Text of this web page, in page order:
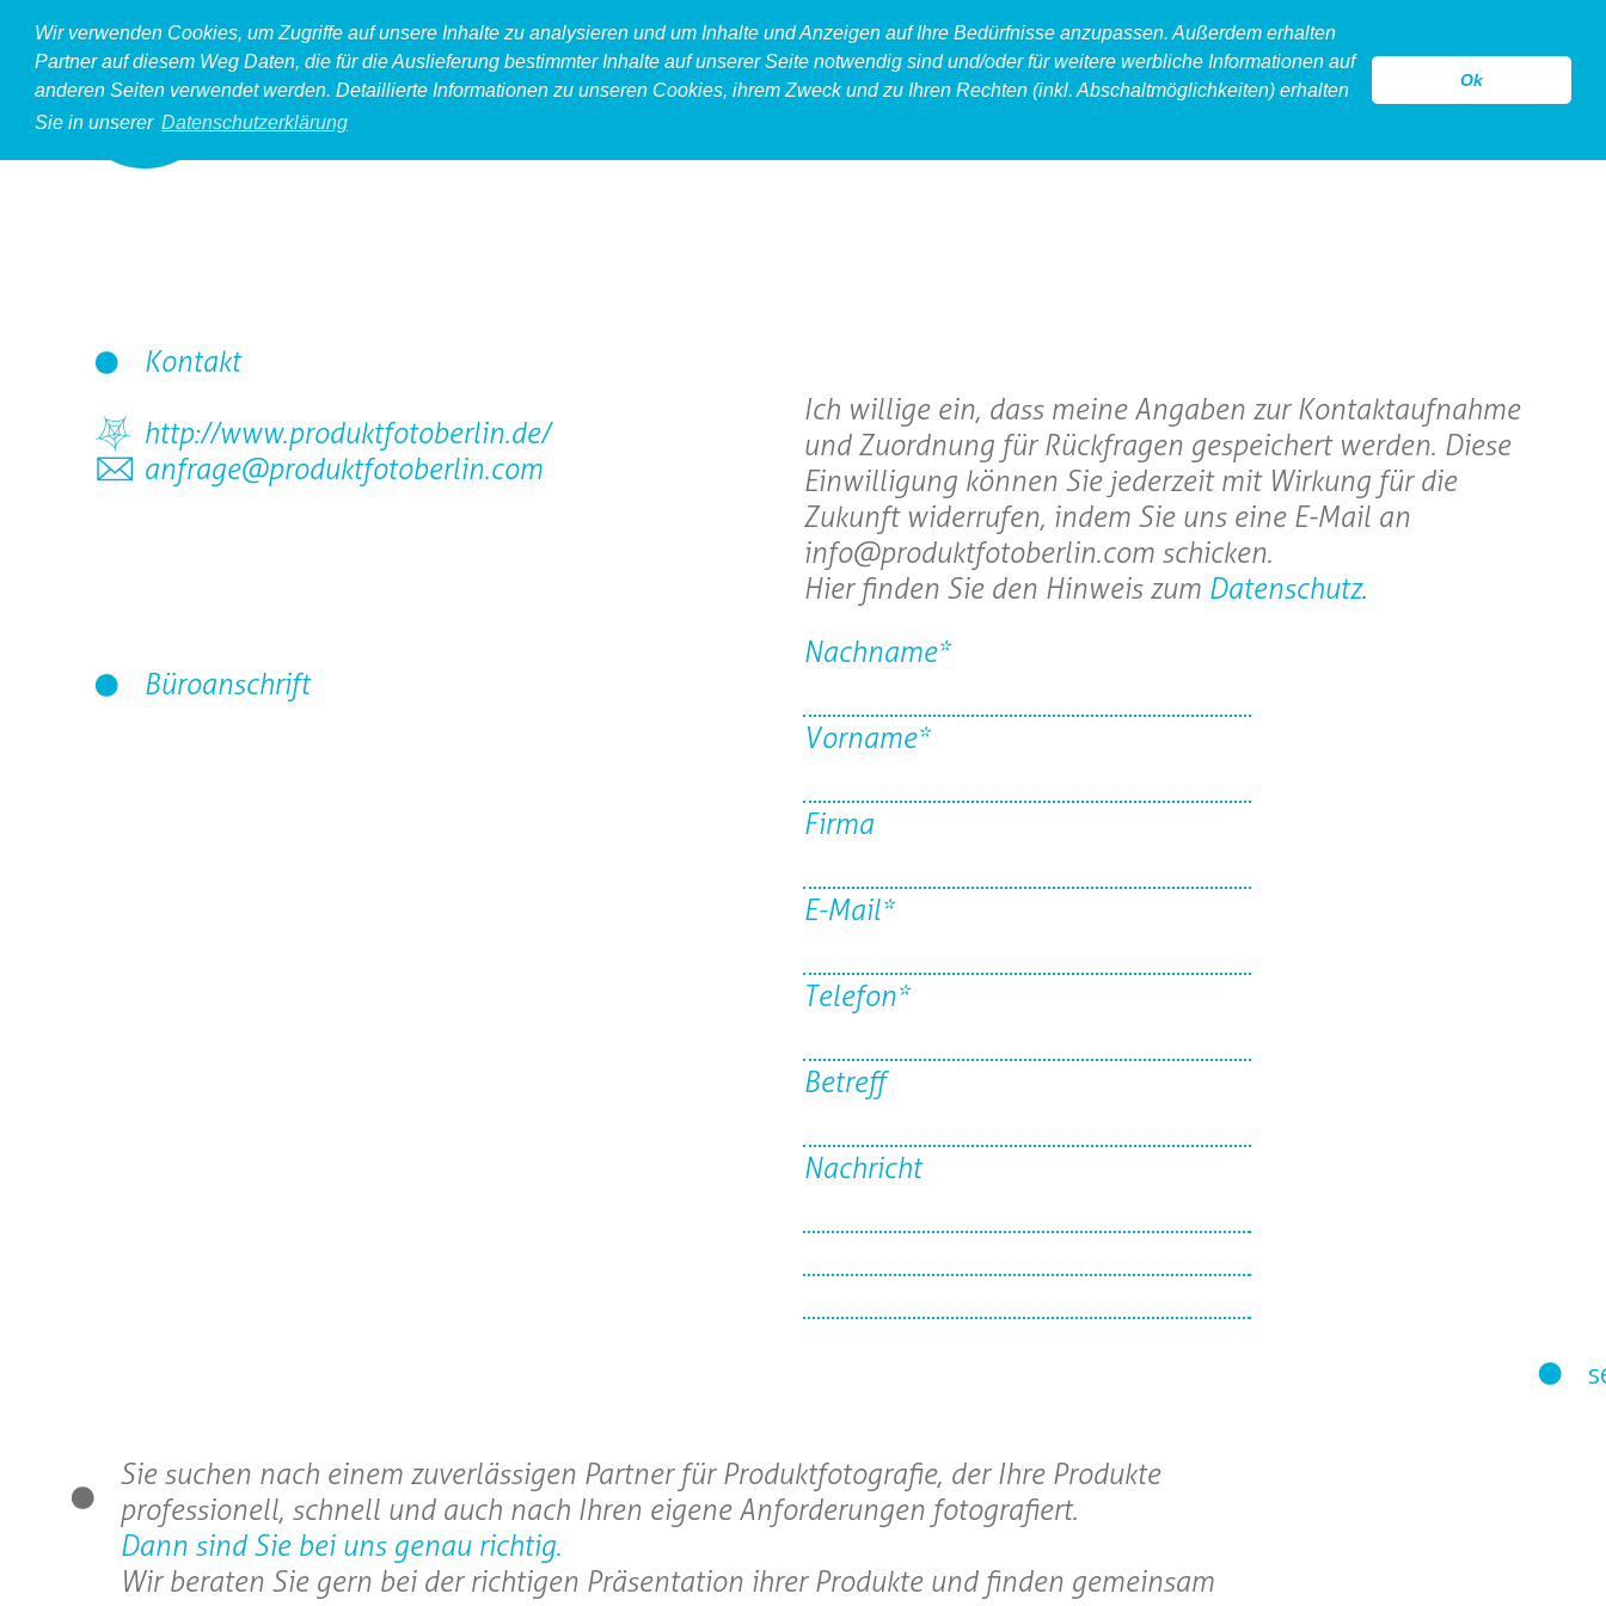
Wir verwenden Cookies, um Zugriffe auf unsere Inhalte zu analysieren und um Inhalte und Anzeigen auf Ihre Bedürfnisse anzupassen. Außerdem erhalten
Partner auf diesem Weg Daten, die für die Auslieferung bestimmter Inhalte auf unserer Seite notwendig sind und/oder für weitere werbliche Informationen auf
anderen Seiten verwendet werden. Detaillierte Informationen zu unseren Cookies, ihrem Zweck und zu Ihren Rechten (inkl. Abschaltmöglichkeiten) erhalten
Sie in unserer Datenschutzerklärung
Ok
hollow kontakt
Kontakt
http://www.produktfotoberlin.de/
anfrage@produktfotoberlin.com
Büroanschrift
Ich willige ein, dass meine Angaben zur Kontaktaufnahme
und Zuordnung für Rückfragen gespeichert werden. Diese
Einwilligung können Sie jederzeit mit Wirkung für die
Zukunft widerrufen, indem Sie uns eine E-Mail an
info@produktfotoberlin.com schicken.
Hier finden Sie den Hinweis zum Datenschutz.
Nachname*
Vorname*
Firma
E-Mail*
Telefon*
Betreff
Nachricht
Sie suchen nach einem zuverlässigen Partner für Produktfotografie, der Ihre Produkte
professionell, schnell und auch nach Ihren eigene Anforderungen fotografiert.
Dann sind Sie bei uns genau richtig.
Wir beraten Sie gern bei der richtigen Präsentation ihrer Produkte und finden gemeinsam